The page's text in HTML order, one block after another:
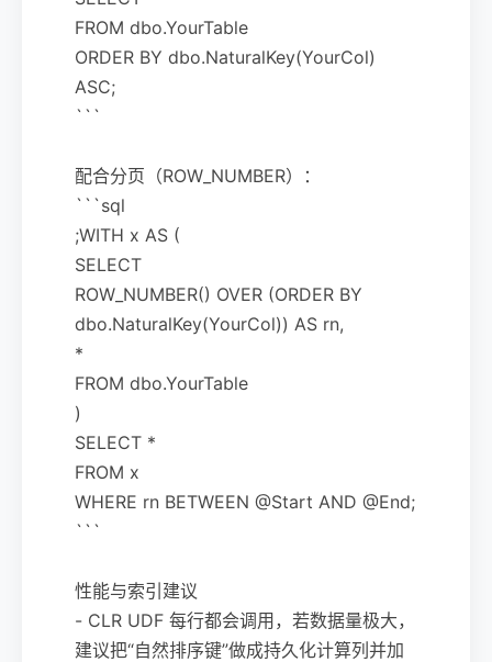
FROM dbo.YourTable
ORDER BY dbo.NaturalKey(YourCol)
ASC;
```
配合分页（ROW_NUMBER）：
```sql
;WITH x AS (
SELECT
ROW_NUMBER() OVER (ORDER BY
dbo.NaturalKey(YourCol)) AS rn,
*
FROM dbo.YourTable
)
SELECT *
FROM x
WHERE rn BETWEEN @Start AND @End;
```
性能与索引建议
- CLR UDF 每行都会调用，若数据量极大，
建议把“自然排序键”做成持久化计算列并加